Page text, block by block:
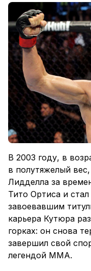
В 2003 году, в
в полутяжелый
Лидделла за
Тито Ортиса и
завоевавшим
карьера Кутюра
горках: он снова
завершил свой
легендой ММА.